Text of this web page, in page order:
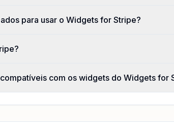
para usar o Widgets for Stripe?
com os widgets do Widgets for